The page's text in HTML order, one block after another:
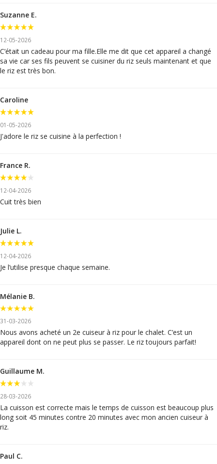
Suzanne E.
12-05-2026
C’était un cadeau pour ma fille.Elle me dit que cet appareil a changé
sa vie car ses fils peuvent se cuisiner du riz seuls maintenant et que
le riz est très bon.
Caroline
01-05-2026
J'adore le riz se cuisine à la perfection !
France R.
12-04-2026
Cuit très bien
Julie L.
12-04-2026
Je l’utilise presque chaque semaine.
Mélanie B.
31-03-2026
Nous avons acheté un 2e cuiseur à riz pour le chalet. C’est un
appareil dont on ne peut plus se passer. Le riz toujours parfait!
Guillaume M.
28-03-2026
La cuisson est correcte mais le temps de cuisson est beaucoup plus
long soit 45 minutes contre 20 minutes avec mon ancien cuiseur à
riz.
Paul C.